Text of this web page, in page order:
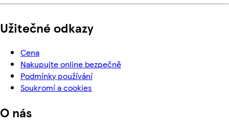
Užitečné odkazy
Cena
Nakupujte online bezpečně
Podmínky používání
Soukromí a cookies
O nás